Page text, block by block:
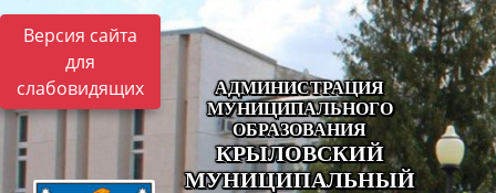
Версия сайта
для
слабовидящих
АДМИНИСТРАЦИЯ
МУНИЦИПАЛЬНОГО
ОБРАЗОВАНИЯ
КРЫЛОВСКИЙ
МУНИЦИПАЛЬНЫЙ